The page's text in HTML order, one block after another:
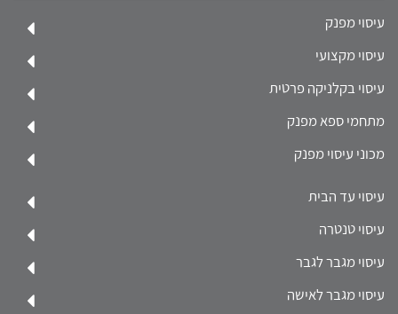
עיסוי מפנק
עיסוי מקצועי
עיסוי בקלניקה פרטית
מתחמי ספא מפנק
מכוני עיסוי מפנק
עיסוי עד הבית
עיסוי טנטרה
עיסוי מגבר לגבר
עיסוי מגבר לאישה